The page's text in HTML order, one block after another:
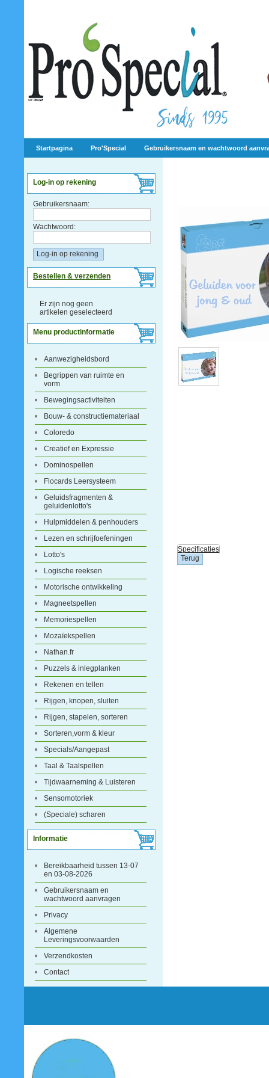
Startpagina Pro'Special Gebruikersnaam en wachtwoord
Log-in op rekening
Gebruikersnaam:
Wachtwoord:
Bestellen & verzenden
Er zijn nog geen
artikelen geselecteerd
Menu productinformatie
Aanwezigheidsbord
Begrippen van ruimte en
vorm
Bewegingsactiviteiten
Bouw- & constructiemateriaal
Coloredo
Creatief en Expressie
Dominospellen
Flocards Leersysteem
Geluidsfragmenten &
geluidenlotto's
Hulpmiddelen & penhouders
Lezen en schrijfoefeningen
Lotto's
Logische reeksen
Motorische ontwikkeling
Magneetspellen
Memoriespellen
Mozaïekspellen
Nathan.fr
Puzzels & inlegplanken
Rekenen en tellen
Rijgen, knopen, sluiten
Rijgen, stapelen, sorteren
Sorteren,vorm & kleur
Specials/Aangepast
Taal & Taalspellen
Tijdwaarneming & Luisteren
Sensomotoriek
(Speciale) scharen
Informatie
Bereikbaarheid tussen 13-07
en 03-08-2026
Gebruikersnaam en
wachtwoord aanvragen
Privacy
Algemene
Leveringsvoorwaarden
Verzendkosten
Contact
Specificaties